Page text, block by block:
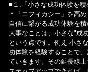
■１.「小さな成功体験を積
＊「エフィカシー」を高
自信に繋がる成功体験を積
大事なことは、小さな"成
という点です。例え 小さ
功体験を経験することで
ていきます。その延長線